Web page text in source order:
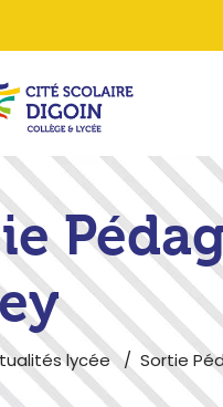
lycée/ Sortie